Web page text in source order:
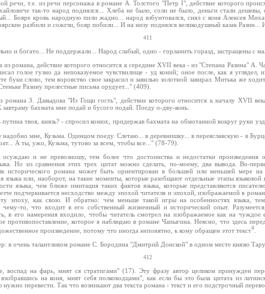
речи, т.е. из речи персонажа в романе А. Толстого "Петр I", действие которого
так-то народ поднялся... Хлеба не было, соли не было, деньги стали дешевы,
Бояре кровь народную пили жадно... народ взбунтовался, снял с коня Алексея
разбили и сожгли, бояр побили... И на низу поднялся великодушный казак Разин...
411
и богато... Не поддержали... Народ слабый, одно - горланить горазд, застращены с
из романа, действие которого относится к середине XVII века - из "Степана Разина" А.
голое гузно да непоказуемое чувствилище - уд коний; оное после, как я углядел,
буки слово, тем воровство свое закрасил и завилью золотной завирал. Митька же
Разину прелестные письма орудует..." (409).
романа З. Давыдова "Из Гощи гость", действие которого относится к началу XVII
завтраму бахмата мне подай и бусого подай. Поеду о-дву-конь.
путина твоя, князь? - спросил конюх, придержав бахмата на обмотанной вокруг руки
надобно мне, Кузьма. Одинцом поеду. Слетаю... в деревнишку... в переяславскую - в
А ты, ужо, Кузьма, тутово за всем, чтобы все..." (78-79).
и не превозношу, тем более что достоинства и недостатки произведения
Но из сравнения этих трех цитат можно сделать, по-моему, два вывода. Во-
исторического романа может быть ориентирован в большей или меньшей мере
языка или, наоборот, на такие моменты, которые разобщают отдельные этапы
языка, чем ближе имитация таких фактов языка, которые представляются
подчеркивается несходство между эпохой читателя и эпохой, изображаемой в
эпоху, как свою. И обратно: чем меньше такой игры на особенностях языка, тем
чему-то, что входит в его собственный жизненный и исторический опыт.
в его намерения входило, чтобы читатель смотрел на изображаемое как на чуждое
противопоставление, которое я наблюдаю в романе Чапыгина. Неясно, что здесь
произведение, потому что иногда непонятно, к кому обращен этот текст4.
в очень талантливом романе С. Бородина "Дмитрий Донской" в одном месте князю
412
воспад на фарь, мнят ся стратигами" (17). Эту фразу автор целиком принужден
на коня, мнят себя полководцами", как если бы это была цитата из
перевести. Так что возникают два текста романа - текст и его подстрочный